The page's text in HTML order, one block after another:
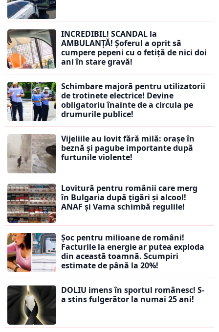
INCREDIBIL! SCANDAL la
AMBULANȚĂ! Șoferul a oprit să
cumpere pepeni cu o fetiță de nici doi
ani în stare gravă!
Schimbare majoră pentru utilizatorii
de trotinete electrice! Devine
obligatoriu înainte de a circula pe
drumurile publice!
Vijeliile au lovit fără milă: orașe în
beznă și pagube importante după
furtunile violente!
Lovitură pentru românii care merg
în Bulgaria după țigări și alcool!
ANAF și Vama schimbă regulile!
Șoc pentru milioane de români!
Facturile la energie ar putea exploda
din această toamnă. Scumpiri
estimate de până la 20%!
DOLIU imens în sportul românesc! S-
a stins fulgerător la numai 25 ani!